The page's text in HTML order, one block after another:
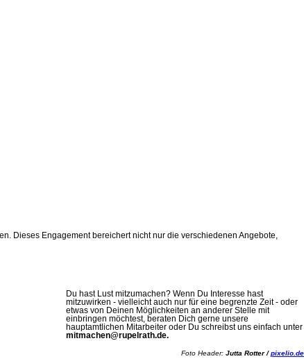
Dieses Engagement bereichert nicht nur die verschiedenen Angebote,
Du hast Lust mitzumachen? Wenn Du Interesse hast
mitzuwirken - vielleicht auch nur für eine begrenzte Zeit - oder
etwas von Deinen Möglichkeiten an anderer Stelle mit
einbringen möchtest, beraten Dich gerne unsere
hauptamtlichen Mitarbeiter oder Du schreibst uns einfach unter
mitmachen@rupelrath.de.
Foto Header: Jutta Rotter /pixelio.de